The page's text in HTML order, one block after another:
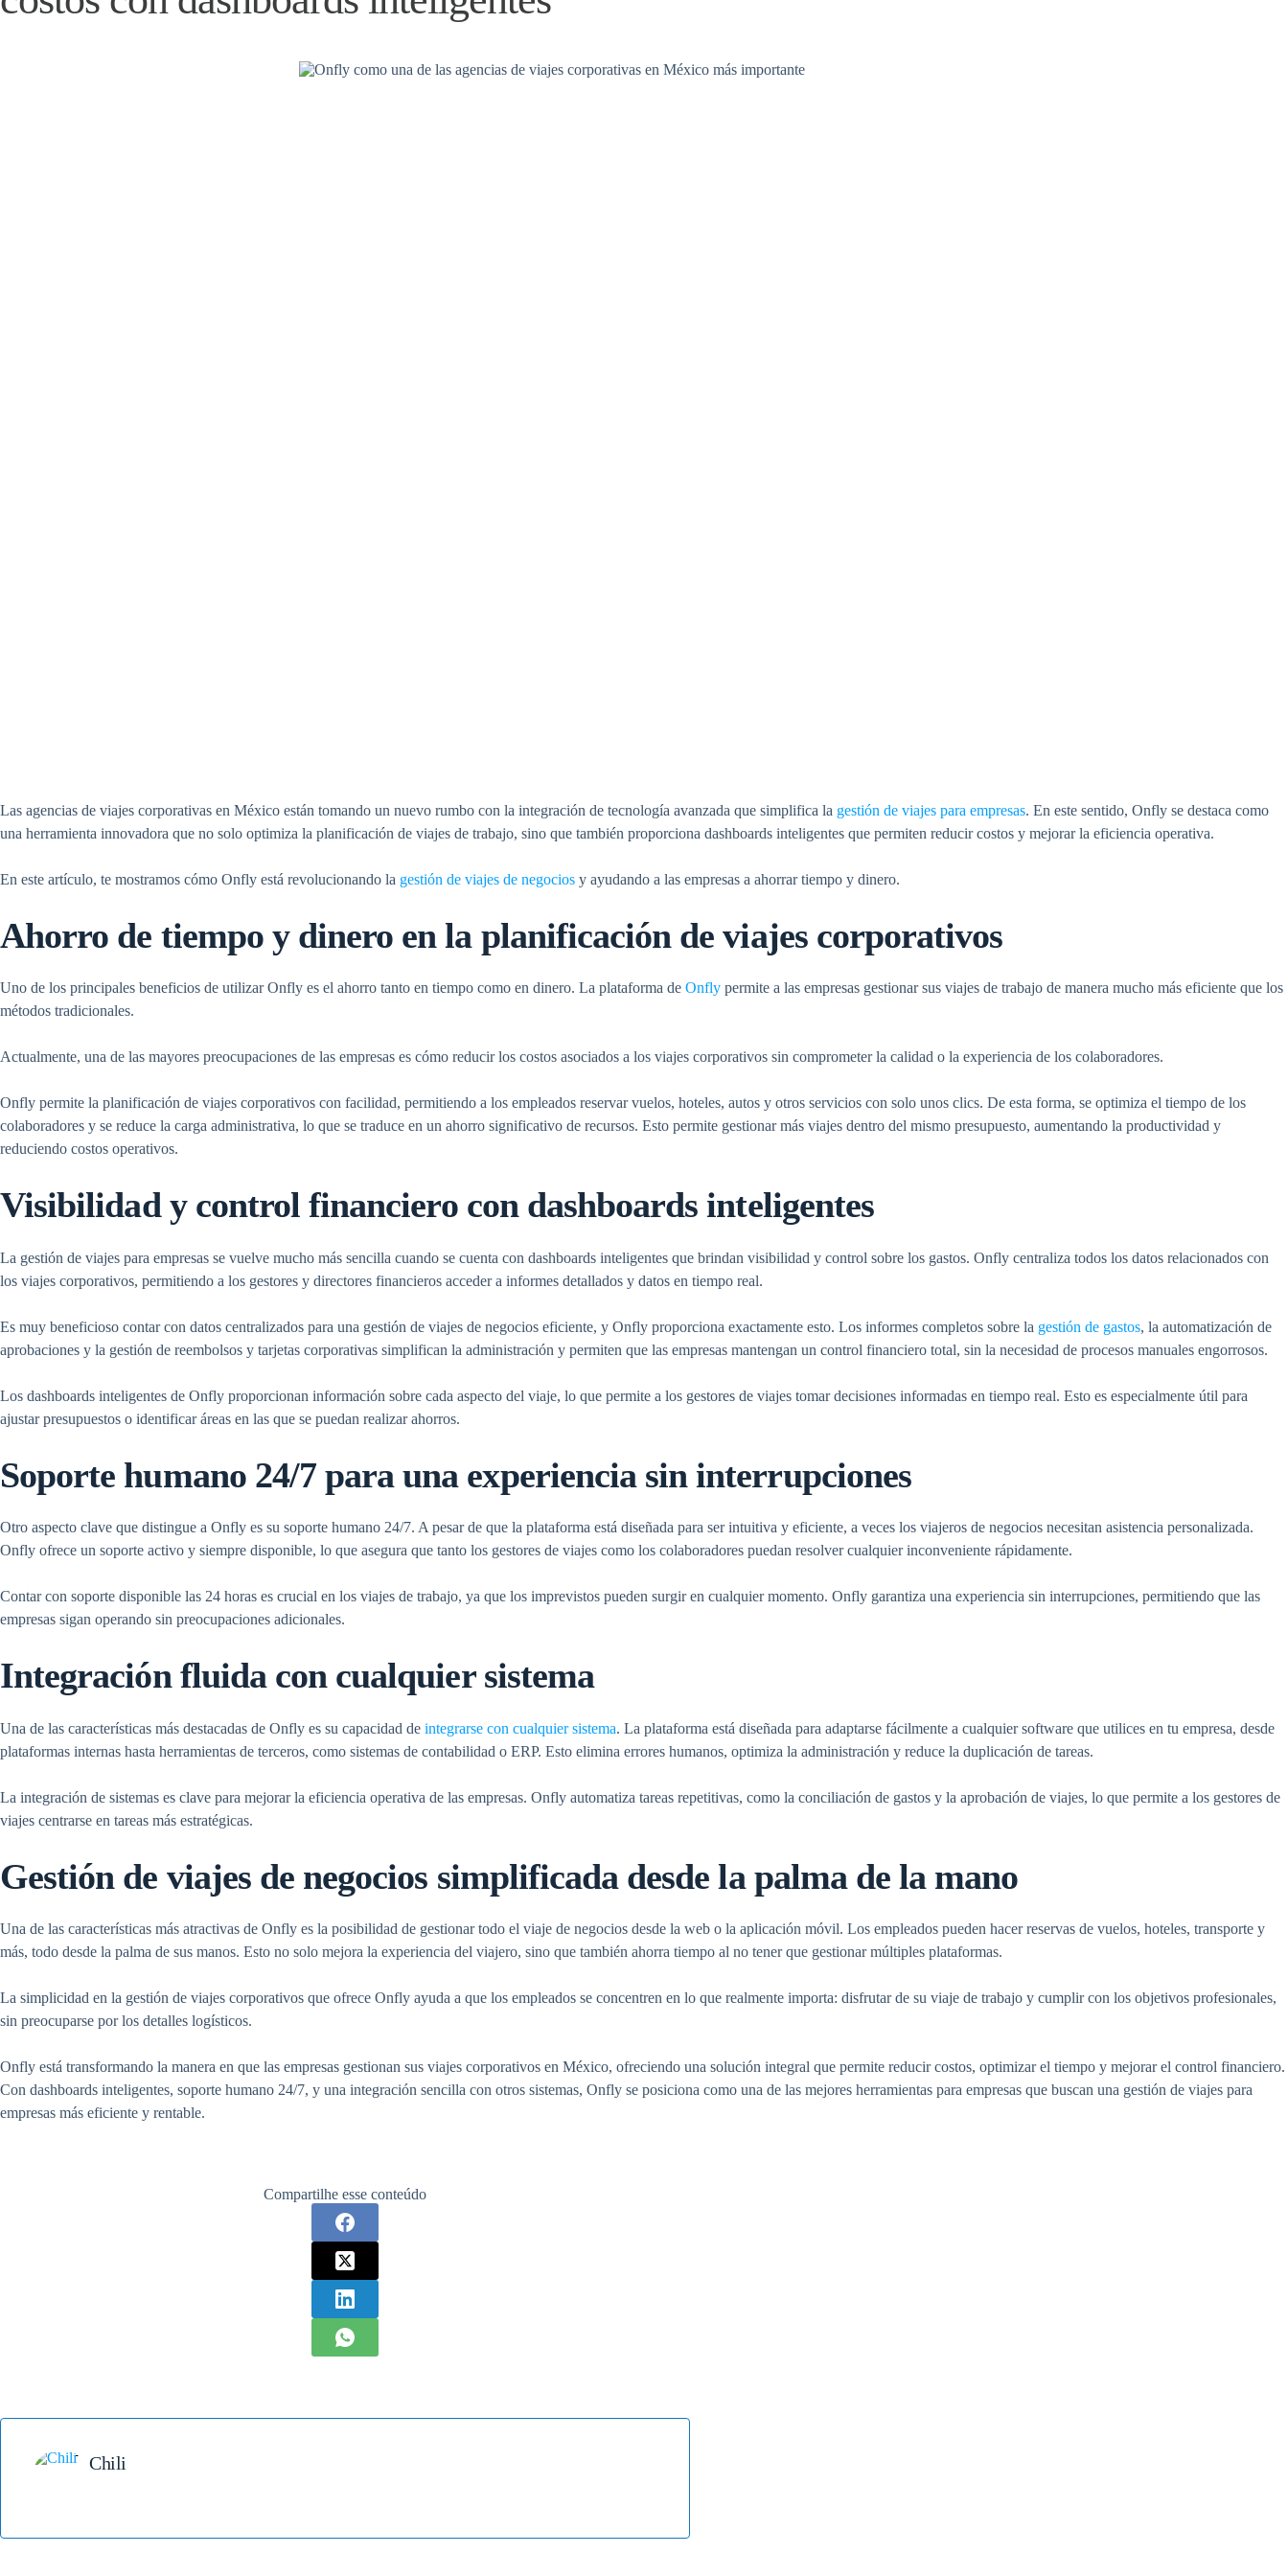
Las agencias de viajes corporativas en México están tomando un nuevo rumbo con la integración de tecnología avanzada que simplifica la gestión de viajes para empresas. En este sentido, Onfly se destaca como
una herramienta innovadora que no solo optimiza la planificación de viajes de trabajo, sino que también proporciona dashboards inteligentes que permiten reducir costos y mejorar la eficiencia operativa.
En este artículo, te mostramos cómo Onfly está revolucionando la gestión de viajes de negocios y ayudando a las empresas a ahorrar tiempo y dinero.
Ahorro de tiempo y dinero en la planificación de viajes corporativos
Uno de los principales beneficios de utilizar Onfly es el ahorro tanto en tiempo como en dinero. La plataforma de Onfly permite a las empresas gestionar sus viajes de trabajo de manera mucho más eficiente que los
métodos tradicionales.
Actualmente, una de las mayores preocupaciones de las empresas es cómo reducir los costos asociados a los viajes corporativos sin comprometer la calidad o la experiencia de los colaboradores.
Onfly permite la planificación de viajes corporativos con facilidad, permitiendo a los empleados reservar vuelos, hoteles, autos y otros servicios con solo unos clics. De esta forma, se optimiza el tiempo de los
colaboradores y se reduce la carga administrativa, lo que se traduce en un ahorro significativo de recursos. Esto permite gestionar más viajes dentro del mismo presupuesto, aumentando la productividad y
reduciendo costos operativos.
Visibilidad y control financiero con dashboards inteligentes
La gestión de viajes para empresas se vuelve mucho más sencilla cuando se cuenta con dashboards inteligentes que brindan visibilidad y control sobre los gastos. Onfly centraliza todos los datos relacionados con
los viajes corporativos, permitiendo a los gestores y directores financieros acceder a informes detallados y datos en tiempo real.
Es muy beneficioso contar con datos centralizados para una gestión de viajes de negocios eficiente, y Onfly proporciona exactamente esto. Los informes completos sobre la gestión de gastos, la automatización de
aprobaciones y la gestión de reembolsos y tarjetas corporativas simplifican la administración y permiten que las empresas mantengan un control financiero total, sin la necesidad de procesos manuales engorrosos.
Los dashboards inteligentes de Onfly proporcionan información sobre cada aspecto del viaje, lo que permite a los gestores de viajes tomar decisiones informadas en tiempo real. Esto es especialmente útil para
ajustar presupuestos o identificar áreas en las que se puedan realizar ahorros.
Soporte humano 24/7 para una experiencia sin interrupciones
Otro aspecto clave que distingue a Onfly es su soporte humano 24/7. A pesar de que la plataforma está diseñada para ser intuitiva y eficiente, a veces los viajeros de negocios necesitan asistencia personalizada.
Onfly ofrece un soporte activo y siempre disponible, lo que asegura que tanto los gestores de viajes como los colaboradores puedan resolver cualquier inconveniente rápidamente.
Contar con soporte disponible las 24 horas es crucial en los viajes de trabajo, ya que los imprevistos pueden surgir en cualquier momento. Onfly garantiza una experiencia sin interrupciones, permitiendo que las
empresas sigan operando sin preocupaciones adicionales.
Integración fluida con cualquier sistema
Una de las características más destacadas de Onfly es su capacidad de integrarse con cualquier sistema. La plataforma está diseñada para adaptarse fácilmente a cualquier software que utilices en tu empresa, desde
plataformas internas hasta herramientas de terceros, como sistemas de contabilidad o ERP. Esto elimina errores humanos, optimiza la administración y reduce la duplicación de tareas.
La integración de sistemas es clave para mejorar la eficiencia operativa de las empresas. Onfly automatiza tareas repetitivas, como la conciliación de gastos y la aprobación de viajes, lo que permite a los gestores de
viajes centrarse en tareas más estratégicas.
Gestión de viajes de negocios simplificada desde la palma de la mano
Una de las características más atractivas de Onfly es la posibilidad de gestionar todo el viaje de negocios desde la web o la aplicación móvil. Los empleados pueden hacer reservas de vuelos, hoteles, transporte y
más, todo desde la palma de sus manos. Esto no solo mejora la experiencia del viajero, sino que también ahorra tiempo al no tener que gestionar múltiples plataformas.
La simplicidad en la gestión de viajes corporativos que ofrece Onfly ayuda a que los empleados se concentren en lo que realmente importa: disfrutar de su viaje de trabajo y cumplir con los objetivos profesionales,
sin preocuparse por los detalles logísticos.
Onfly está transformando la manera en que las empresas gestionan sus viajes corporativos en México, ofreciendo una solución integral que permite reducir costos, optimizar el tiempo y mejorar el control financiero.
Con dashboards inteligentes, soporte humano 24/7, y una integración sencilla con otros sistemas, Onfly se posiciona como una de las mejores herramientas para empresas que buscan una gestión de viajes para
empresas más eficiente y rentable.
Compartilhe esse conteúdo
Chili